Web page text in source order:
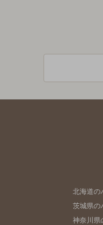
北海道の
茨城県の
神奈川県